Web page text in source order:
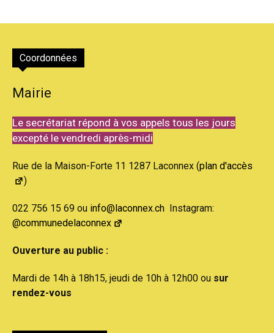
Coordonnées
Mairie
Le secrétariat répond à vos appels tous les jours
excepté le vendredi après-midi
Rue de la Maison-Forte 11 1287 Laconnex (plan d'accès
)
022 756 15 69 ou info@laconnex.ch Instagram:
@communedelaconnex
Ouverture au public :
Mardi de 14h à 18h15, jeudi de 10h à 12h00 ou sur
rendez-vous